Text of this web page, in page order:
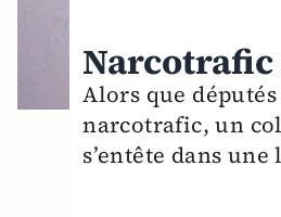
Alors que
narcotrafic, un
s’entête dans